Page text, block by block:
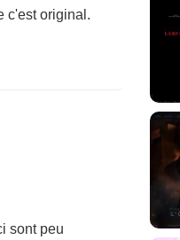
c'est original.
sont peu